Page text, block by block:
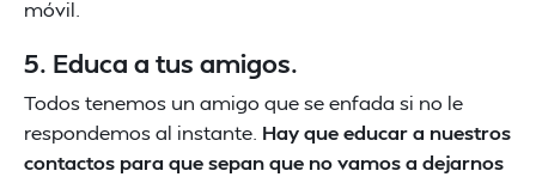
móvil.
5. Educa a tus amigos.
Todos tenemos un amigo que se enfada si no le
respondemos al instante. Hay que educar a nuestros
contactos para que sepan que no vamos a dejarnos